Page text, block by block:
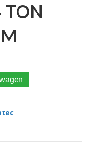
TON
– 4 TON BREEDTE 40